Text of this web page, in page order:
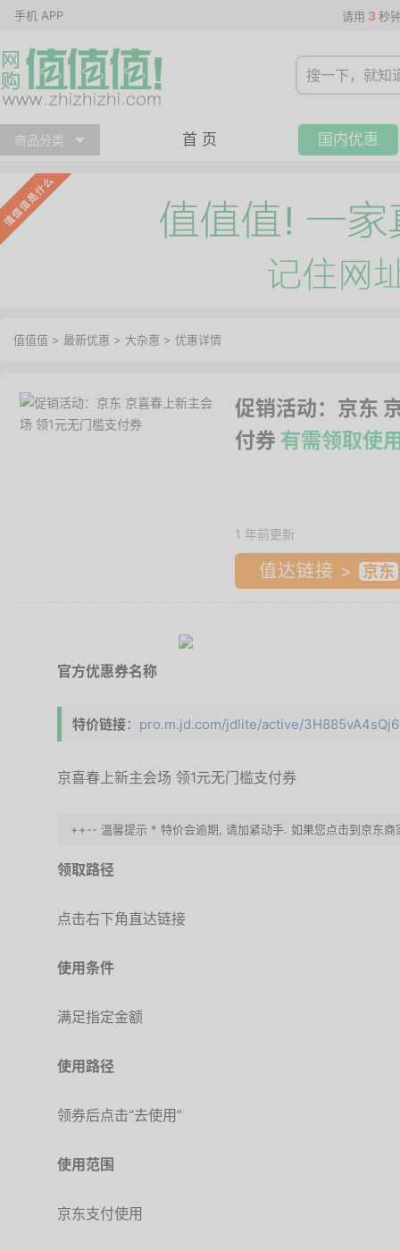
手机 APP 请用 3 秒
商品分类 首 页 国内优惠
值值值 > 最新优惠 > 大杂惠 > 优惠详情
促销活动：京东
付券 有需领取使
1 年前更新
值达链接 >
官方优惠券名称
特价链接： pro.m.jd.com/jdlite/active/
京喜春上新主会场 领1元无门槛支付券
++-- 温馨提示 * 特价会逾期, 请加紧动手. 如果您点击到京东
领取路径
点击右下角直达链接
使用条件
满足指定金额
使用路径
领券后点击“去使用”
使用范围
京东支付使用